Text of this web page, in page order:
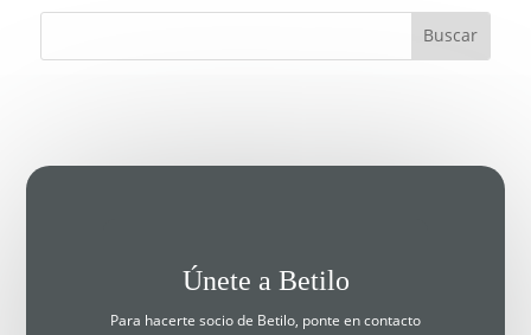
Únete a Betilo
Para hacerte socio de Betilo, ponte en contacto